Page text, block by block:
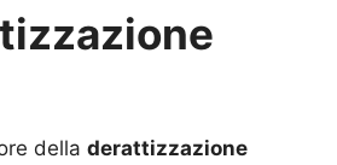
della derattizzazione